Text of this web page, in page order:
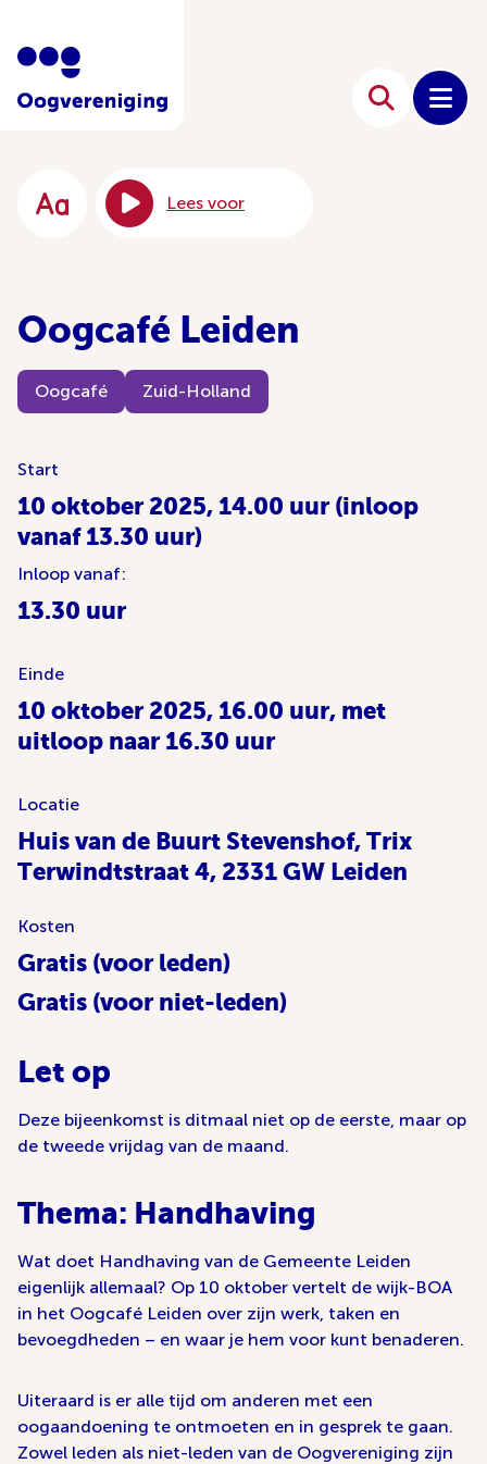
Lees voor
Oogcafé Leiden
Oogcafé Zuid-Holland
Start
10 oktober 2025, 14.00 uur (inloop
vanaf 13.30 uur)
Inloop vanaf:
13.30 uur
Einde
10 oktober 2025, 16.00 uur, met
uitloop naar 16.30 uur
Locatie
Huis van de Buurt Stevenshof, Trix
Terwindtstraat 4, 2331 GW Leiden
Kosten
Gratis (voor leden)
Gratis (voor niet-leden)
Let op
Deze bijeenkomst is ditmaal niet op de eerste, maar op
de tweede vrijdag van de maand.
Thema: Handhaving
Wat doet Handhaving van de Gemeente Leiden
eigenlijk allemaal? Op 10 oktober vertelt de wijk-BOA
in het Oogcafé Leiden over zijn werk, taken en
bevoegdheden – en waar je hem voor kunt benaderen.
Uiteraard is er alle tijd om anderen met een
oogaandoening te ontmoeten en in gesprek te gaan.
Zowel leden als niet-leden van de Oogvereniging zijn